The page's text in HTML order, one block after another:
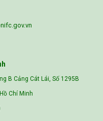
B Cảng Cát Lái, Số 1295B
Chí Minh